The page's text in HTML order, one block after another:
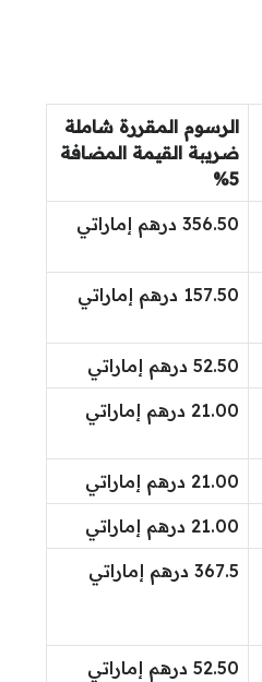
الرسوم المقررة شاملة
ضريبة القيمة المضافة
5%
356.50 درهم إماراتي
157.50 درهم إماراتي
52.50 درهم إماراتي
21.00 درهم إماراتي
21.00 درهم إماراتي
21.00 درهم إماراتي
367.5 درهم إماراتي
52.50 درهم إماراتي